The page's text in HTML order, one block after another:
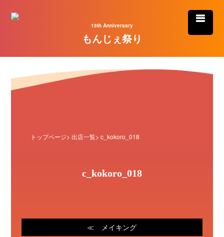
15th Anniversary
もんじぇ祭り
トップページ> 出店一覧> c_kokoro_018
c_kokoro_018
メイキング